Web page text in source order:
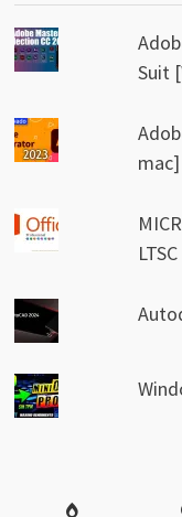
Suit